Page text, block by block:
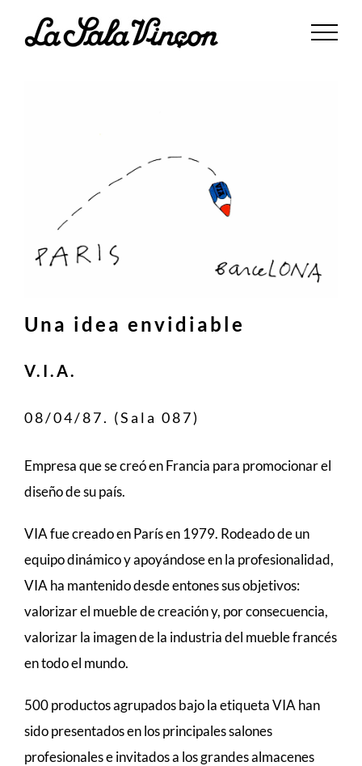
Una idea envidiable
V.I.A.
08/04/87. (Sala 087)
Empresa que se creó en Francia para promocionar el
diseño de su país.
VIA fue creado en París en 1979. Rodeado de un
equipo dinámico y apoyándose en la profesionalidad,
VIA ha mantenido desde entones sus objetivos:
valorizar el mueble de creación y, por consecuencia,
valorizar la imagen de la industria del mueble francés
en todo el mundo.
500 productos agrupados bajo la etiqueta VIA han
sido presentados en los principales salones
profesionales e invitados a los grandes almacenes